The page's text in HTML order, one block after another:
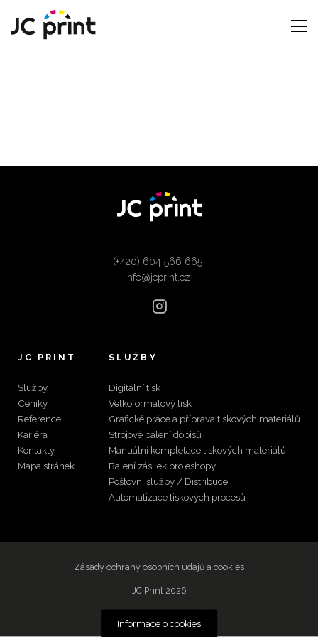
(+420) 604 566 665
info@jcprint.cz
JC PRINT
Služby
Ceníky
Reference
Kariéra
Kontakty
Mapa stránek
SLUŽBY
Digitální tisk
Velkoformátový tisk
Grafické práce a příprava tiskových materiálů
Strojové balení dopisů
Manuální kompletace tiskových materiálů
Balení zásilek pro eshopy
Poštovní služby / Distribuce
Automatizace tiskových procesů
Zásady ochrany osobních údajů a cookies
JC Print 2026